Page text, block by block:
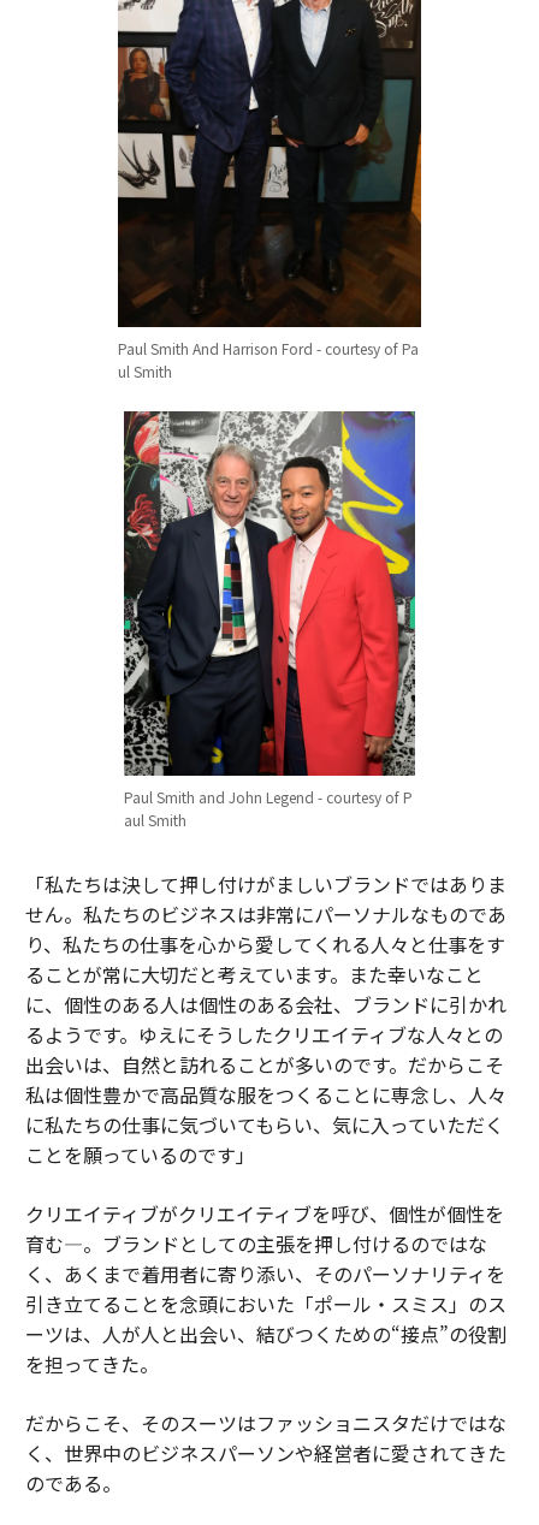
Paul Smith And Harrison Ford - courtesy of Pa
ul Smith
Paul Smith and John Legend - courtesy of P
aul Smith
「私たちは決して押し付けがましいブランドではありま
せん。私たちのビジネスは非常にパーソナルなものであ
り、私たちの仕事を心から愛してくれる人々と仕事をす
ることが常に大切だと考えています。また幸いなこと
に、個性のある人は個性のある会社、ブランドに引かれ
るようです。ゆえにそうしたクリエイティブな人々との
出会いは、自然と訪れることが多いのです。だからこそ
私は個性豊かで高品質な服をつくることに専念し、人々
に私たちの仕事に気づいてもらい、気に入っていただく
ことを願っているのです」
クリエイティブがクリエイティブを呼び、個性が個性を
育む―。ブランドとしての主張を押し付けるのではな
く、あくまで着用者に寄り添い、そのパーソナリティを
引き立てることを念頭においた「ポール・スミス」のス
ーツは、人が人と出会い、結びつくための“接点”の役割
を担ってきた。
だからこそ、そのスーツはファッショニスタだけではな
く、世界中のビジネスパーソンや経営者に愛されてきた
のである。